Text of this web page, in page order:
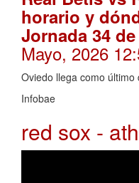
horario y
Jornada 34
Mayo, 2026
Oviedo llega como último
Infobae
red sox -